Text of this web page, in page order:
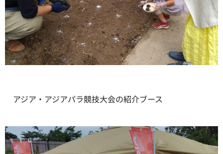
アジア・アジアパラ競技大会の紹介ブース